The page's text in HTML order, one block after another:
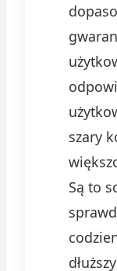
szary
Są to